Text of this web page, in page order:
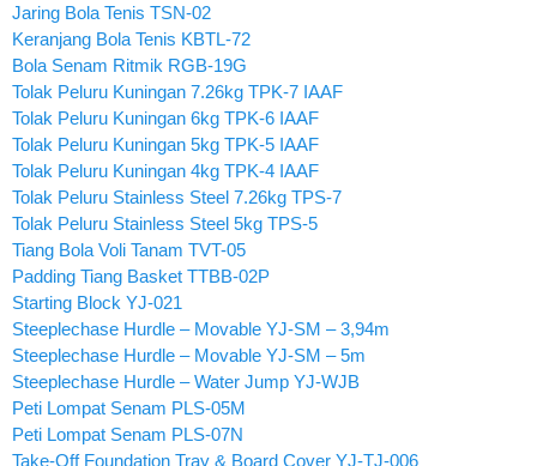
Jaring Bola Tenis TSN-02
Keranjang Bola Tenis KBTL-72
Bola Senam Ritmik RGB-19G
Tolak Peluru Kuningan 7.26kg TPK-7 IAAF
Tolak Peluru Kuningan 6kg TPK-6 IAAF
Tolak Peluru Kuningan 5kg TPK-5 IAAF
Tolak Peluru Kuningan 4kg TPK-4 IAAF
Tolak Peluru Stainless Steel 7.26kg TPS-7
Tolak Peluru Stainless Steel 5kg TPS-5
Tiang Bola Voli Tanam TVT-05
Padding Tiang Basket TTBB-02P
Starting Block YJ-021
Steeplechase Hurdle – Movable YJ-SM – 3,94m
Steeplechase Hurdle – Movable YJ-SM – 5m
Steeplechase Hurdle – Water Jump YJ-WJB
Peti Lompat Senam PLS-05M
Peti Lompat Senam PLS-07N
Take-Off Foundation Tray & Board Cover YJ-TJ-006